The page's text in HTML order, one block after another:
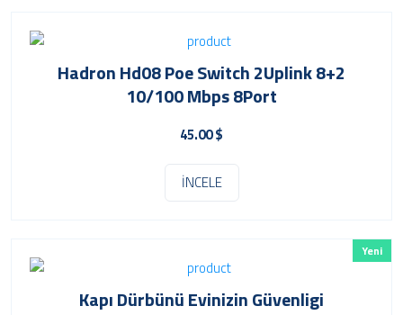
Hadron Hd08 Poe Switch 2Uplink 8+2
10/100 Mbps 8Port
45.00 $
İNCELE
Yeni
Kapı Dürbünü Evinizin Güvenligi